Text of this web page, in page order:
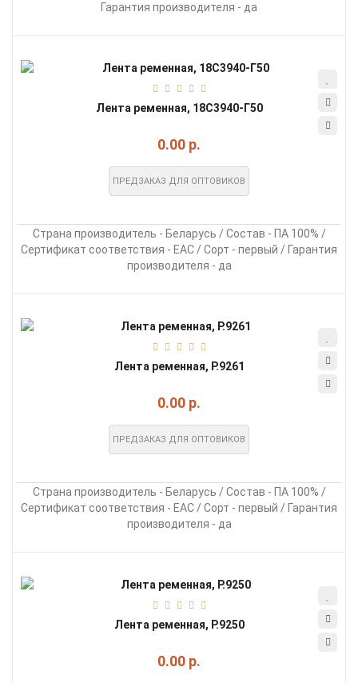
Гарантия производителя - да
Лента ременная, 18С3940-Г50
0.00 р.
ПРЕДЗАКАЗ ДЛЯ ОПТОВИКОВ
Страна производитель - Беларусь / Состав - ПА 100% /
Сертификат соответствия - EAC / Сорт - первый / Гарантия
производителя - да
Лента ременная, Р.9261
0.00 р.
ПРЕДЗАКАЗ ДЛЯ ОПТОВИКОВ
Страна производитель - Беларусь / Состав - ПА 100% /
Сертификат соответствия - EAC / Сорт - первый / Гарантия
производителя - да
Лента ременная, Р.9250
0.00 р.